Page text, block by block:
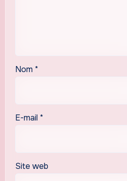
Nom *
E-mail *
Site web